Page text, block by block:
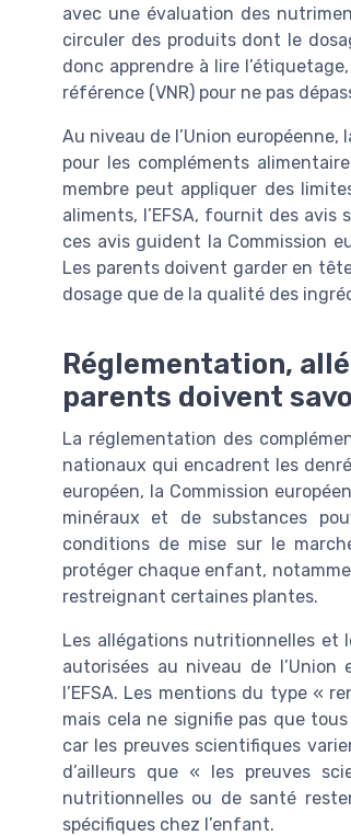
avec une évaluation des
circuler des produits dont le
donc apprendre à lire
référence (VNR) pour ne pas
Au niveau de l’Union
pour les compléments
membre peut appliquer des
aliments, l’EFSA, fournit des
ces avis guident la Commission
Les parents doivent garder en
dosage que de la qualité des
Réglementation,
parents doivent
La réglementation des
nationaux qui encadrent les
européen, la Commission
minéraux et de substances
conditions de mise sur le
protéger chaque enfant,
restreignant certaines plantes.
Les allégations nutritionnelles et
autorisées au niveau de
l’EFSA. Les mentions du type «
mais cela ne signifie pas que
car les preuves scientifiques
d’ailleurs que « les preuves
nutritionnelles ou de santé
spécifiques chez l’enfant.